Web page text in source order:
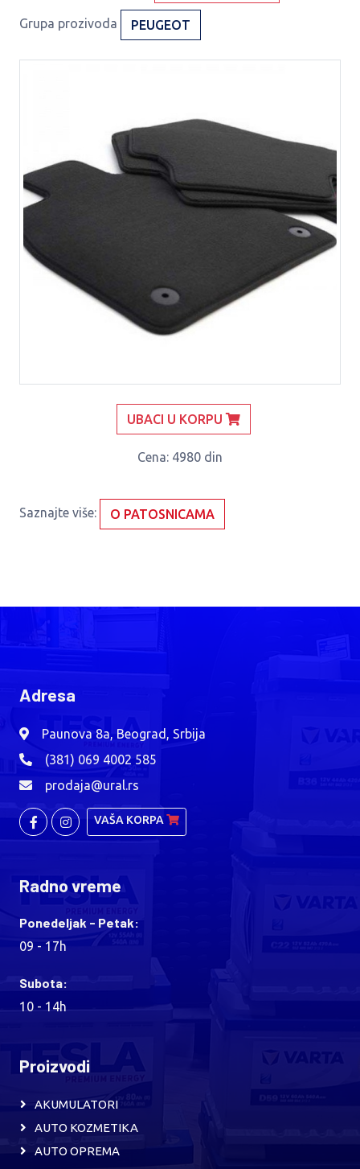
Grupa prozivoda PEUGEOT
UBACI U KORPU
Cena: 4980 din
Saznajte više: O PATOSNICAMA
Adresa
Paunova 8a, Beograd, Srbija
(381) 069 4002 585
prodaja@ural.rs
VAŠA KORPA
Radno vreme
Ponedeljak - Petak:
09 - 17h
Subota:
10 - 14h
Proizvodi
AKUMULATORI
AUTO KOZMETIKA
AUTO OPREMA